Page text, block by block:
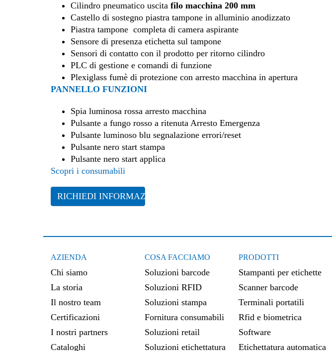
Cilindro pneumatico uscita filo macchina 200 mm
Castello di sostegno piastra tampone in alluminio anodizzato
Piastra tampone completa di camera aspirante
Sensore di presenza etichetta sul tampone
Sensori di contatto con il prodotto per ritorno cilindro
PLC di gestione e comandi di funzione
Plexiglass fumè di protezione con arresto macchina in apertura
PANNELLO FUNZIONI
Spia luminosa rossa arresto macchina
Pulsante a fungo rosso a ritenuta Arresto Emergenza
Pulsante luminoso blu segnalazione errori/reset
Pulsante nero start stampa
Pulsante nero start applica
Scopri i consumabili
RICHIEDI INFORMAZIONI
AZIENDA
Chi siamo
La storia
Il nostro team
Certificazioni
I nostri partners
Cataloghi
COSA FACCIAMO
Soluzioni barcode
Soluzioni RFID
Soluzioni stampa
Fornitura consumabili
Soluzioni retail
Soluzioni etichettatura
PRODOTTI
Stampanti per etichette
Scanner barcode
Terminali portatili
Rfid e biometrica
Software
Etichettatura automatica